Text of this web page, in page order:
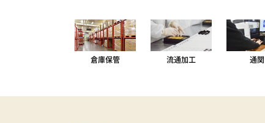
倉庫保管 流通加工 通関